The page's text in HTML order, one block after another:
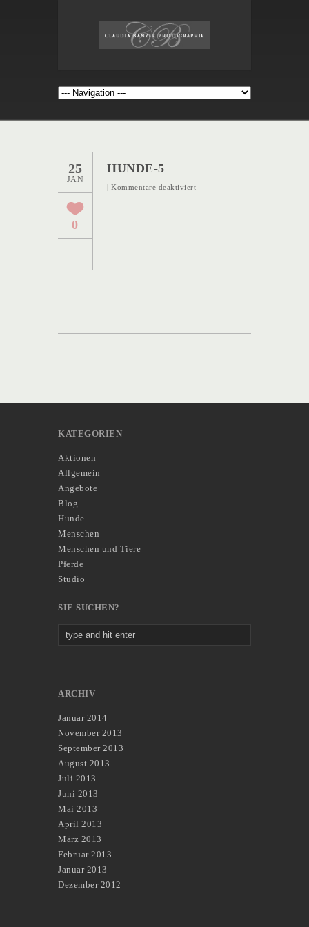
25
JAN
0
HUNDE-5
| Kommentare deaktiviertfür
KATEGORIEN
Aktionen
Allgemein
Angebote
Blog
Hunde
Menschen
Menschen und Tiere
Pferde
Studio
SIE SUCHEN?
ARCHIV
Januar 2014
November 2013
September 2013
August 2013
Juli 2013
Juni 2013
Mai 2013
April 2013
März 2013
Februar 2013
Januar 2013
Dezember 2012